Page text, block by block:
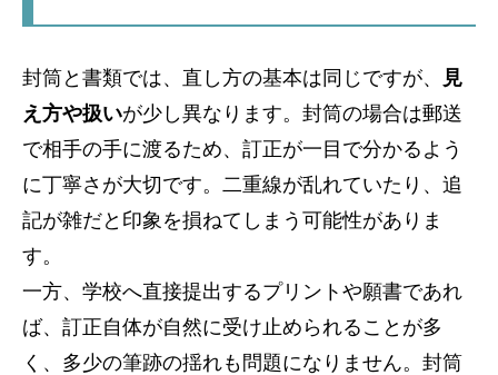
封筒と書類では、直し方の基本は同じですが、
見
え方や扱いが少し異なります。封筒の場合は郵送
で相手の手に渡るため、訂正が一目で分かるよう
に丁寧さが大切です。二重線が乱れていたり、追
記が雑だと印象を損ねてしまう可能性がありま
す。
一方、学校へ直接提出するプリントや願書であれ
ば、訂正自体が自然に受け止められることが多
く、多少の筆跡の揺れも問題になりません。封筒